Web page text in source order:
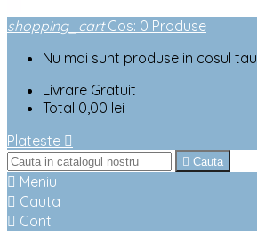
shopping_cart Cos: 0 Produse
Nu mai sunt produse in cosul tau
Livrare Gratuit
Total 0,00 lei
Plateste 
 Cauta
 Meniu
 Cauta
 Cont